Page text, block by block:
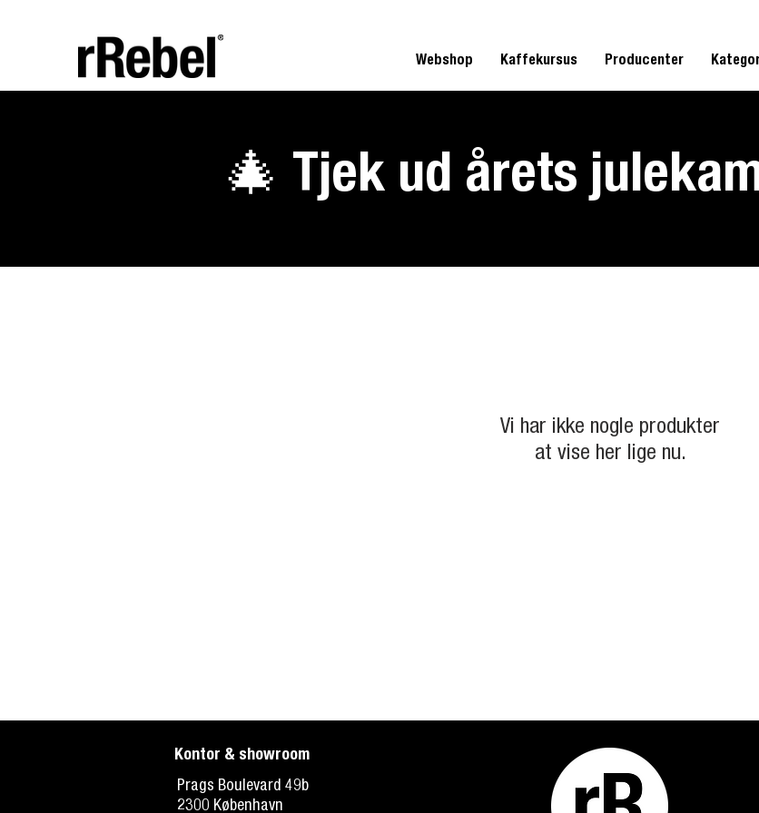
Webshop Kaffekursus Producenter
🎄 Tjek ud årets
Vi har ikke nogle produkter
at vise her lige nu.
Kontor & showroom
Prags Boulevard 49b
2300 København